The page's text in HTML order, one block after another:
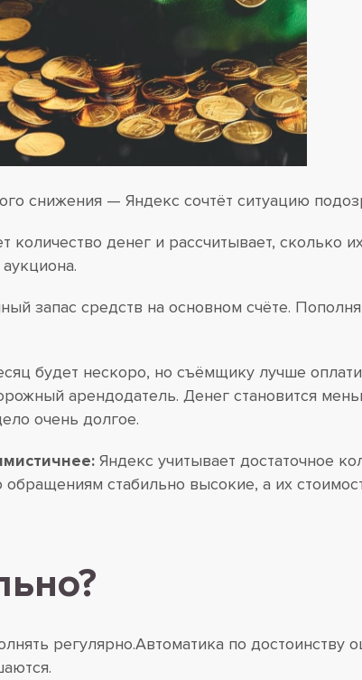
снижения — Яндекс сочтёт ситуацию
денег и рассчитывает, сколько
запас средств на основном счёте.
будет нескоро, но съёмщику лучше
арендодатель. Денег становится
очень долгое.
Яндекс учитывает достаточное
стабильно высокие, а их
регулярно.Автоматика по достоинству